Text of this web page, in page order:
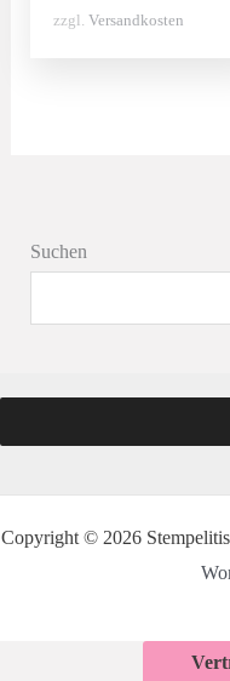
zzgl. Versandkosten
Suchen
Copyright © 2026